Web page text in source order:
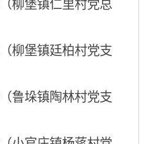
（柳堡镇仁里村党总
（柳堡镇廷柏村党支
（鲁垛镇陶林村党支